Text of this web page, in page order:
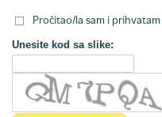
Pročitao/la sam i prihvatam
Unesite kod sa slike: